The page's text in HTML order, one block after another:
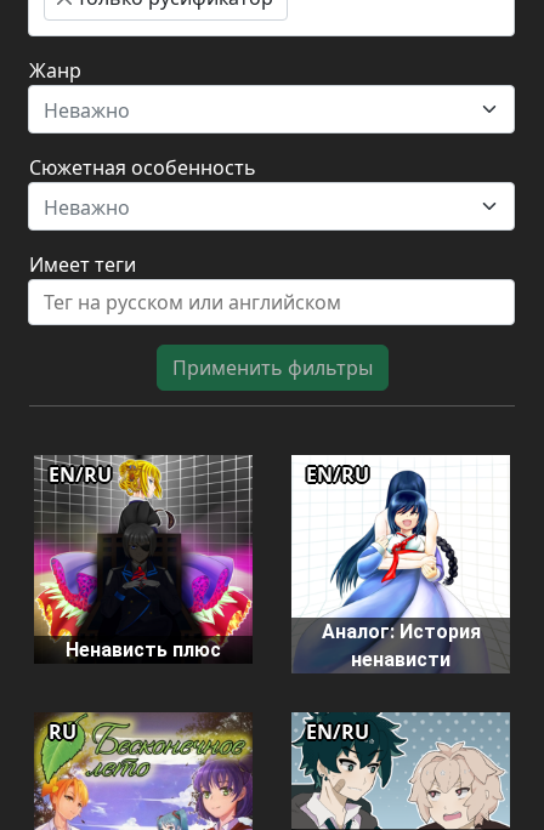
Жанр
Неважно
Сюжетная особенность
Неважно
Имеет теги
Применить фильтры
Ненависть плюс
EN/RU
Аналог: История
ненависти
EN/RU
RU EN/RU